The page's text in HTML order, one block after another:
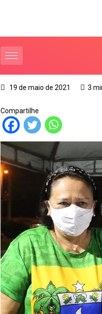
19 de maio de 2021 3
Compartilhe